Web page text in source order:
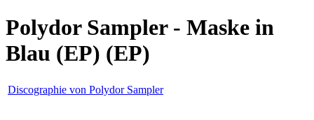
Polydor Sampler - Maske in
Blau (EP) (EP)
Discographie von Polydor Sampler